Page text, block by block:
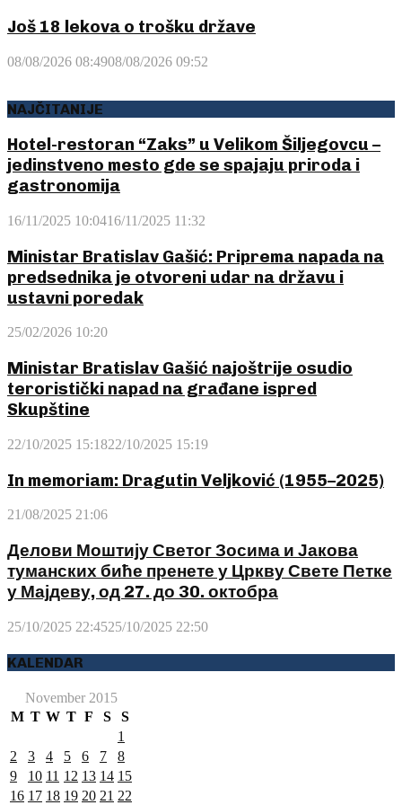
Još 18 lekova o trošku države
08/08/2026 08:4908/08/2026 09:52
NAJČITANIJE
Hotel-restoran “Zaks” u Velikom Šiljegovcu –
jedinstveno mesto gde se spajaju priroda i
gastronomija
16/11/2025 10:0416/11/2025 11:32
Ministar Bratislav Gašić: Priprema napada na
predsednika je otvoreni udar na državu i
ustavni poredak
25/02/2026 10:20
Ministar Bratislav Gašić najoštrije osudio
teroristički napad na građane ispred
Skupštine
22/10/2025 15:1822/10/2025 15:19
In memoriam: Dragutin Veljković (1955–2025)
21/08/2025 21:06
Делови Моштију Светог Зосима и Јакова
туманских биће пренете у Цркву Свете Петке
у Мајдеву, од 27. до 30. октобра
25/10/2025 22:4525/10/2025 22:50
KALENDAR
November 2015
M T W T F S
S
1
2
3 4 5 6 7
8
9
10 11 12 13 14 15
16 17 18 19 20 21 22